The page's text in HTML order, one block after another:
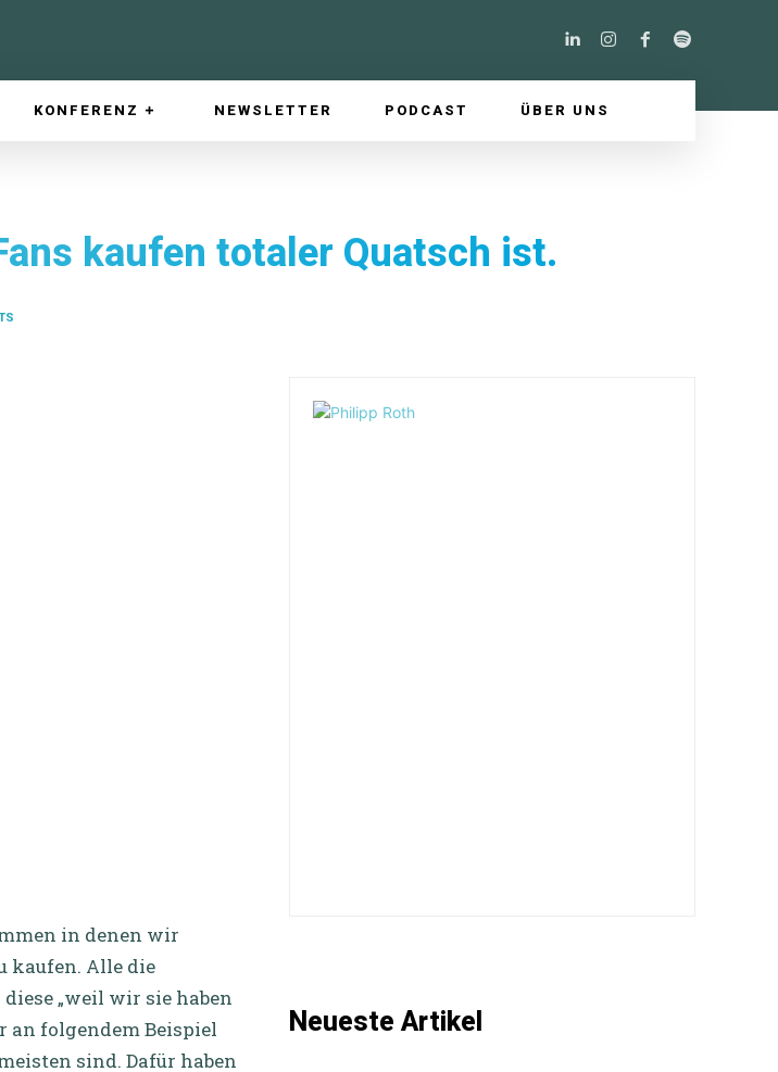
KONFERENZ NEWSLETTER PODCAST ÜBER UNS
kaufen totaler Quatsch ist.
in denen wir
kaufen. Alle die
„weil wir sie haben
an folgendem Beispiel
sind. Dafür haben
Neueste Artikel